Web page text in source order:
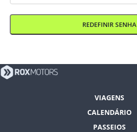
REDEFINIR SENHA
VIAGENS
CALENDÁRIO
PASSEIOS